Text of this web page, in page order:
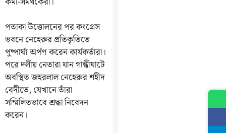
পতাকা উত্তোলনের পর কংগ্রেস
ভবনে নেহেরুর প্রতিকৃতিতে
পুষ্পার্ঘ্য অর্পণ করেন কার্যকর্তারা।
পরে দলীয় নেতারা যান গান্ধীঘাটে
অবস্থিত জহরলাল নেহেরুর শহীদ
বেদীতে, যেখানে তাঁরা
সম্মিলিতভাবে শ্রদ্ধা নিবেদন
করেন।